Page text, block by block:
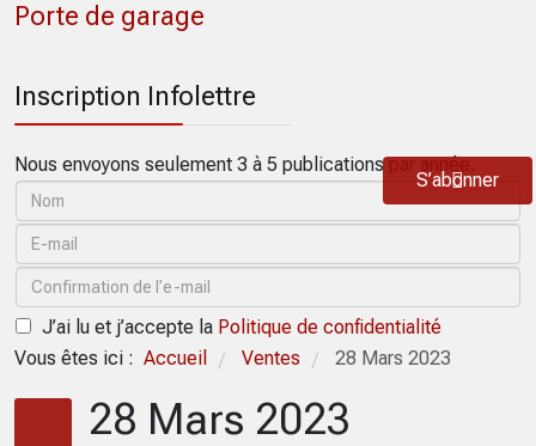
Porte de garage
Inscription Infolettre
Nous envoyons seulement 3 à 5 publications par année.
J’ai lu et j’accepte la Politique de confidentialité
S’abonner
Vous êtes ici : Accueil / Ventes / 28 Mars 2023
28 Mars 2023